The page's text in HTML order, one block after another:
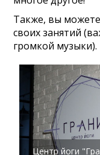
Также, вы
своих занятий
громкой музыки).
Центр йоги